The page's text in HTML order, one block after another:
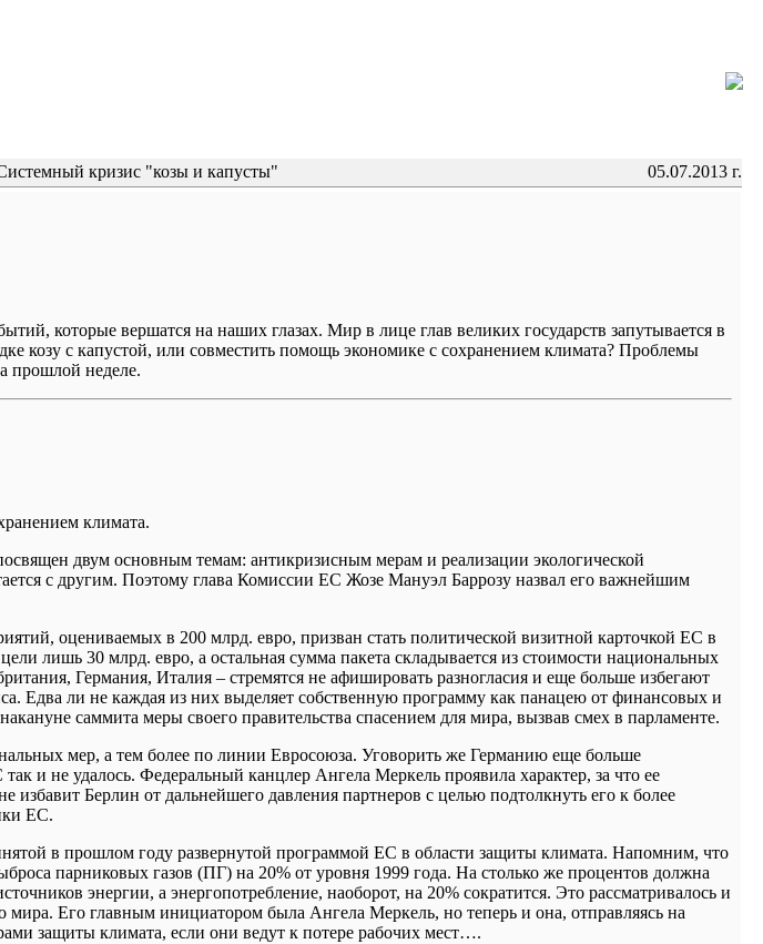
кризис "козы и капусты"
05.07.2013 г.
которые вершатся на наших глазах. Мир в лице глав великих государств запутывается в
козу с капустой, или совместить помощь экономике с сохранением климата? Проблемы
прошлой неделе.
климата.
двум основным темам: антикризисным мерам и реализации экологической
с другим. Поэтому глава Комиссии ЕС Жозе Мануэл Баррозу назвал его важнейшим
оцениваемых в 200 млрд. евро, призван стать политической визитной карточкой ЕС в
лишь 30 млрд. евро, а остальная сумма пакета складывается из стоимости национальных
Германия, Италия – стремятся не афишировать разногласия и еще больше избегают
Едва ли не каждая из них выделяет собственную программу как панацею от финансовых и
саммита меры своего правительства спасением для мира, вызвав смех в парламенте.
мер, а тем более по линии Евросоюза. Уговорить же Германию еще больше
и не удалось. Федеральный канцлер Ангела Меркель проявила характер, за что ее
Берлин от дальнейшего давления партнеров с целью подтолкнуть его к более
ЕС.
в прошлом году развернутой программой ЕС в области защиты климата. Напомним, что
парниковых газов (ПГ) на 20% от уровня 1999 года. На столько же процентов должна
энергии, а энергопотребление, наоборот, на 20% сократится. Это рассматривалось и
мира. Его главным инициатором была Ангела Меркель, но теперь и она, отправляясь на
защиты климата, если они ведут к потере рабочих мест….